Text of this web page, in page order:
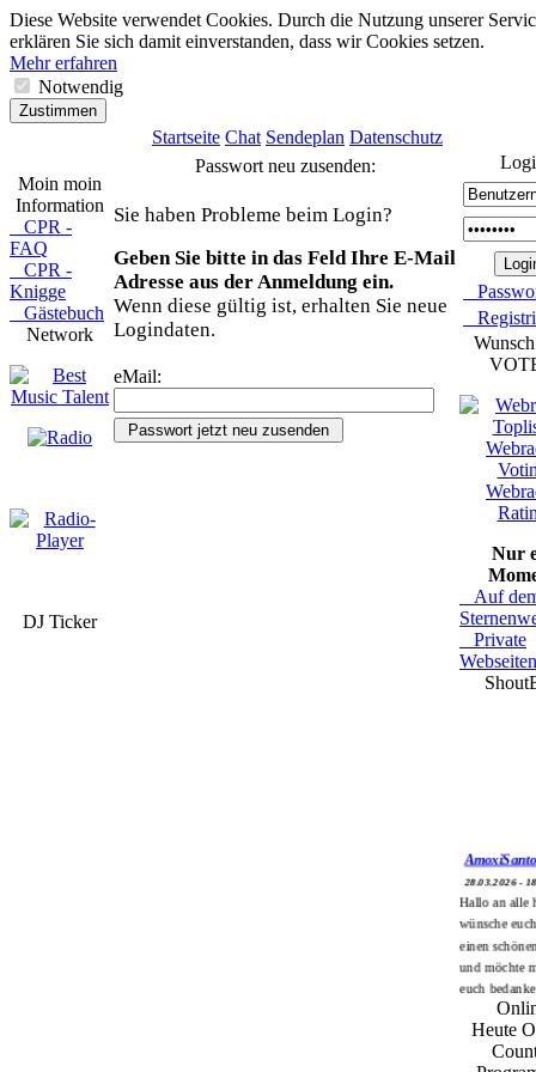
Diese Website verwendet Cookies. Durch die Nutzung unserer
erklären Sie sich damit einverstanden, dass wir Cookies setzen.
Mehr erfahren
Notwendig
Zustimmen
Startseite Chat Sendeplan Datenschutz
Moin moin
Information
CPR -
FAQ
CPR -
Knigge
Gästebuch
Network
DJ Ticker
Passwort neu zusenden:
Sie haben Probleme beim Login?
Geben Sie bitte in das Feld Ihre E-Mail
Adresse aus der Anmeldung ein.
Wenn diese gültig ist, erhalten Sie neue
Logindaten.
eMail:
Nur
Auf
Private
Webseiten
28.03.2026 -
Hallo an alle
wünsche
einen
und möchte
euch
den
SPuppe68
Heute